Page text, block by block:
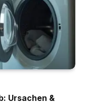
Ursachen &